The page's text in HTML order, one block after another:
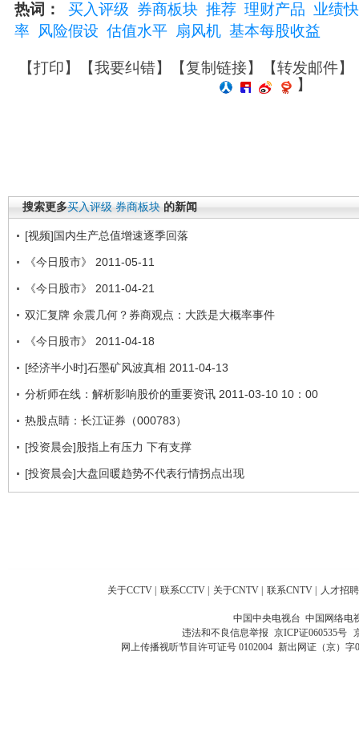
热词： 买入评级 券商板块 推荐 理财产品 业绩
率 风险假设 估值水平 扇风机 基本每股收益
【打印】【我要纠错】【复制链接】【转发邮件】
】
搜索更多买入评级 券商板块 的新闻
[视频]国内生产总值增速逐季回落
《今日股市》 2011-05-11
《今日股市》 2011-04-21
双汇复牌 余震几何？券商观点：大跌是大概率事件
《今日股市》 2011-04-18
[经济半小时]石墨矿风波真相 2011-04-13
分析师在线：解析影响股价的重要资讯 2011-03-10 10：00
热股点睛：长江证券（000783）
[投资晨会]股指上有压力 下有支撑
[投资晨会]大盘回暖趋势不代表行情拐点出现
关于CCTV 联系CCTV 关于CNTV 联系CNTV 人才招聘
中国中央电视台 中国网络电
违法和不良信息举报 京ICP证060535号
网上传播视听节目许可证号 0102004 新出网证（京）